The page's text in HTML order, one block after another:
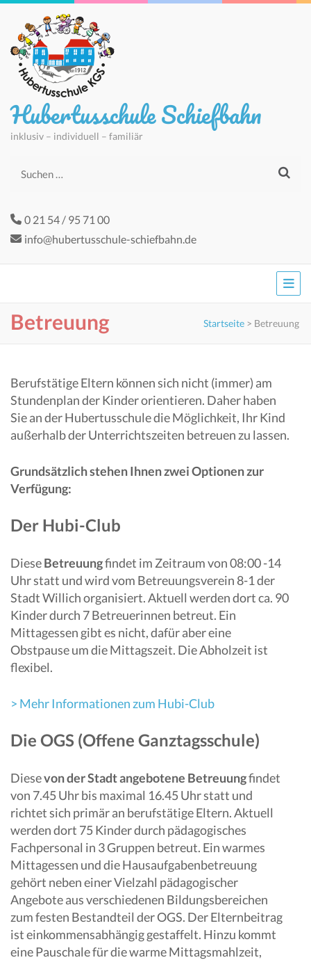
Hubertusschule Schiefbahn
inklusiv – individuell – familiär
Suchen
0 21 54 / 95 71 00
info@hubertusschule-schiefbahn.de
Betreuung Startseite > Betreuung
Berufstätige Eltern können sich nicht (immer) am
Stundenplan der Kinder orientieren. Daher haben
Sie an der Hubertusschule die Möglichkeit, Ihr Kind
außerhalb der Unterrichtszeiten betreuen zu lassen.
Grundsätzlich stehen Ihnen zwei Optionen zur
Verfügung:
Der Hubi-Club
DieseBetreuungfindet im Zeitraum von 08:00 -14
Uhr statt und wird vom Betreuungsverein 8-1 der
Stadt Willich organisiert. Aktuell werden dort ca. 90
Kinder durch 7 Betreuerinnen betreut. Ein
Mittagessen gibt es nicht, dafür aber eine
Obstpause um die Mittagszeit. Die Abholzeit ist
flexibel.
> Mehr Informationen zum Hubi-Club
Die OGS (Offene Ganztagsschule)
Diesevon der Stadt angebotene Betreuungfindet
von 7.45 Uhr bis maximal 16.45 Uhr statt und
richtet sich primär an berufstätige Eltern. Aktuell
werden dort 75 Kinder durch pädagogisches
Fachpersonal in 3 Gruppen betreut. Ein warmes
Mittagessen und die Hausaufgabenbetreuung
gehört neben einer Vielzahl pädagogischer
Angebote aus verschiedenen Bildungsbereichen
zum festen Bestandteil der OGS. Der Elternbeitrag
ist einkommensabhängig gestaffelt. Hinzu kommt
eine Pauschale für die warme Mittagsmahlzeit,